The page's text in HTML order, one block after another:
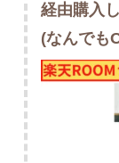
経由購入
(なんでも